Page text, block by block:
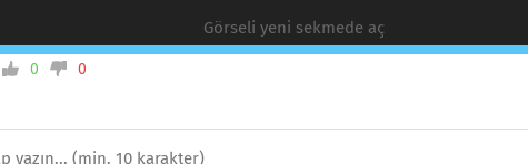
Görseli yeni sekmede aç
0 0